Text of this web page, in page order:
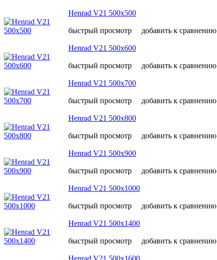
Henrad V21 500х500
быстрый просмотр добавить к сравнению
Henrad V21 500х600
быстрый просмотр добавить к сравнению
Henrad V21 500х700
быстрый просмотр добавить к сравнению
Henrad V21 500х800
быстрый просмотр добавить к сравнению
Henrad V21 500х900
быстрый просмотр добавить к сравнению
Henrad V21 500х1000
быстрый просмотр добавить к сравнению
Henrad V21 500х1400
быстрый просмотр добавить к сравнению
Henrad V21 500х1600